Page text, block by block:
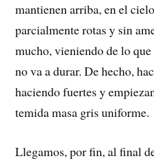
mantienen arriba, en el
parcialmente rotas y sin
mucho, vieniendo de lo
no va a durar. De hecho,
haciendo fuertes y
temida masa gris uniforme.
Llegamos, por fin, al final